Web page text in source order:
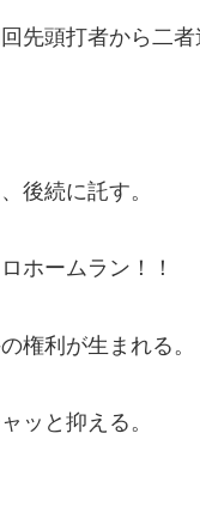
先頭打者から二者
後続に託す。
ホームラン！！
権利が生まれる。
ッと抑える。